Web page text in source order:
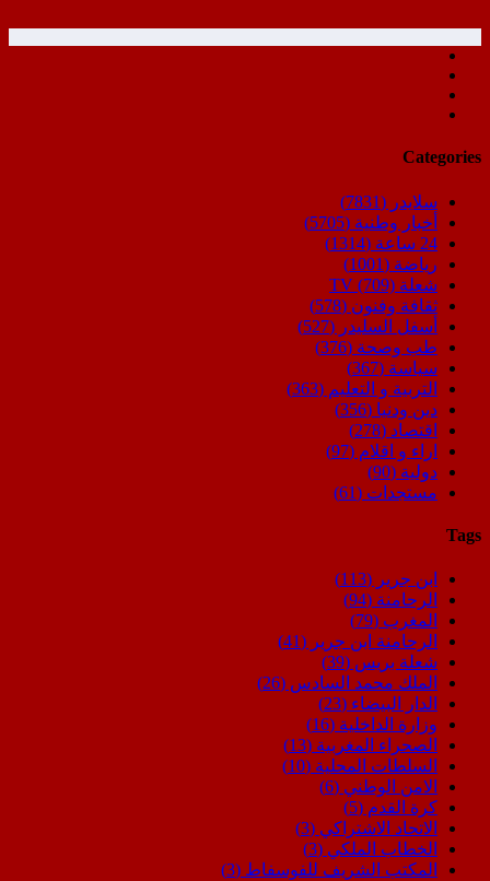
Categories
سلايدر (7831)
أخبار وطنية (5705)
24 ساعة
(1314)
رياضة (1001)
شعلة TV (709)
ثقافة وفنون (578)
أسفل السليدر (527)
طب وصحة (376)
سياسة (367)
التربية و التعليم (363)
دين ودنيا (356)
اقتصاد (278)
اراء و اقلام (97)
دولية (90)
مستجدات (61)
Tags
ابن جرير (113)
الرحامنة (94)
المغرب (79)
الرحامنة ابن جرير (41)
شعلة بريس (39)
الملك محمد السادس (26)
الدار البيضاء (23)
وزارة الداخلية (16)
الصحراء المغربية (13)
السلطات المحلية (10)
الامن الوطني (6)
كرة القدم (5)
الاتحاد الاشتراكي (3)
الخطاب الملكي (3)
المكتب الشريف للفوسفاط (3)